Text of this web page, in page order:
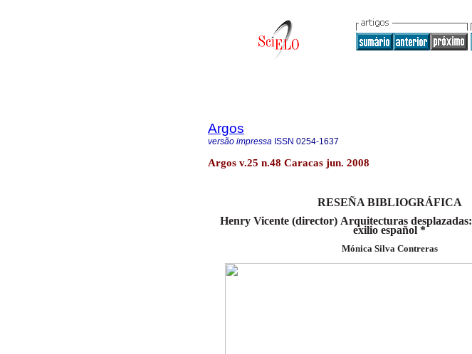
Argos
versão impressa ISSN 0254-1637
Argos v.25 n.48 Caracas jun. 2008
RESEÑA BIBLIOGRÁFICA
Henry Vicente (director) Arquitecturas desplazadas:
exilio español *
Mónica Silva Contreras